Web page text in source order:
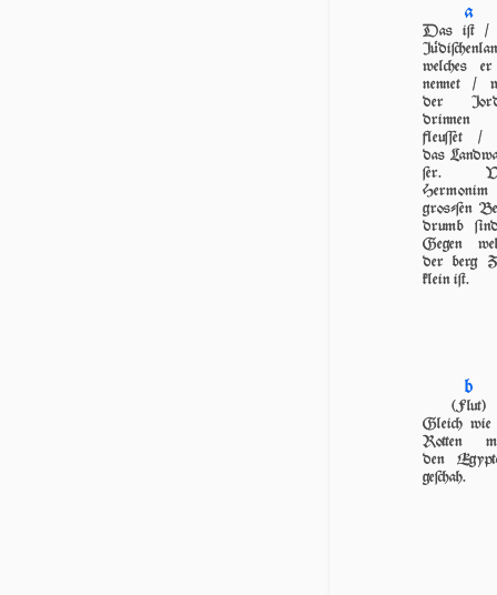
a
Das iſt /
welches er
nennet /
der
drinnen
fleuſſet /
das
ſer.
Hermonim
groſ­ſen
drumb
Gegen
der berg
klein iſt.
b
(Flut)
Gleich
Rotten
den
geſchah.